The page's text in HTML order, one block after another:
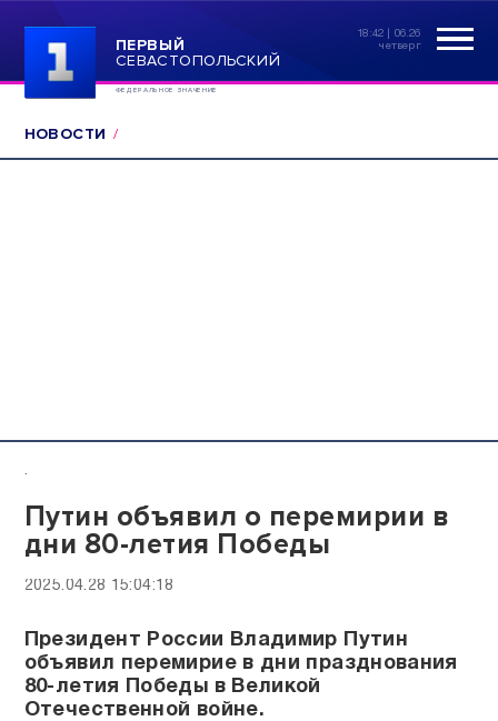
ПЕРВЫЙ
СЕВАСТОПОЛЬСКИЙ
ФЕДЕРАЛЬНОЕ ЗНАЧЕНИЕ
18:42 | 06.26
четверг
НОВОСТИ
.
Путин объявил о перемирии в
дни 80-летия Победы
2025.04.28 15:04:18
Президент России Владимир Путин
объявил перемирие в дни празднования
80-летия Победы в Великой
Отечественной войне.